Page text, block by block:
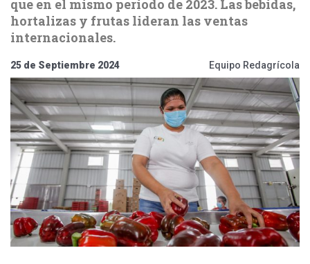
que en el mismo periodo de 2023. Las bebidas,
hortalizas y frutas lideran las ventas
internacionales.
25 de Septiembre 2024 Equipo Redagrícola